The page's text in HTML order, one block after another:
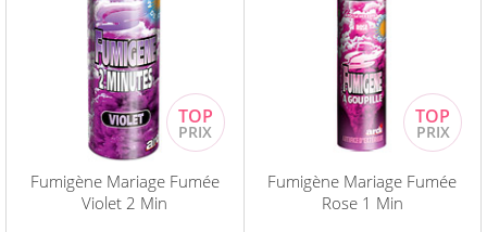
Fumigène Mariage Fumée
Violet 2 Min
Fumigène Mariage Fumée
Rose 1 Min